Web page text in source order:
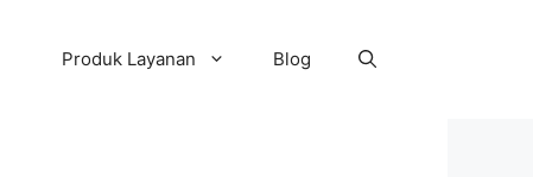
Produk Layanan Blog